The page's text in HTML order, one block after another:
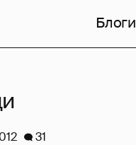
Блоги
31